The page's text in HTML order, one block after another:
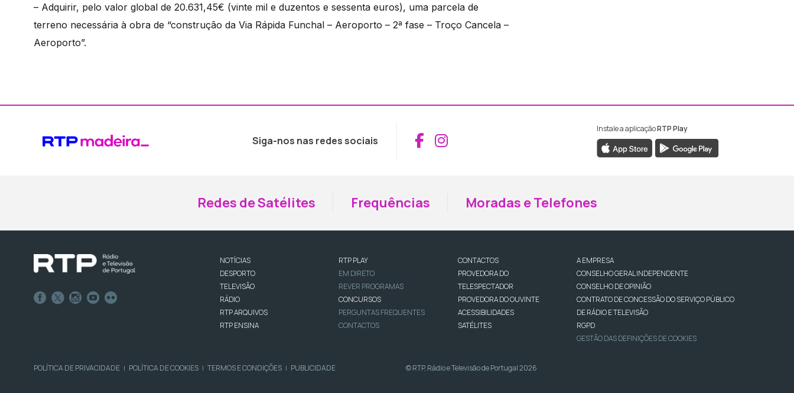
– Adquirir, pelo valor global de 20.631,45€ (vinte mil e duzentos e sessenta euros), uma parcela de
terreno necessária à obra de “construção da Via Rápida Funchal – Aeroporto – 2ª fase – Troço Cancela –
Aeroporto”.
Siga-nos nas redes sociais Aceder ao Facebook da RTP Madeira
Aceder ao Instagram da RTP Madeira
Instale a aplicaçãoRTP Play
Redes de Satélites Frequências Moradas e Telefones
NOTÍCIAS
DESPORTO
TELEVISÃO
RÁDIO
RTP ARQUIVOS
RTP ENSINA
RTP PLAY
EM DIRETO
REVER PROGRAMAS
CONCURSOS
PERGUNTAS FREQUENTES
CONTACTOS
CONTACTOS
PROVEDORA DO
TELESPECTADOR
PROVEDORA DO OUVINTE
ACESSIBILIDADES
SATÉLITES
A EMPRESA
CONSELHO GERAL INDEPENDENTE
CONSELHO DE OPINIÃO
CONTRATO DE CONCESSÃO DO SERVIÇO PÚBLICO
DE RÁDIO E TELEVISÃO
RGPD
GESTÃO DAS DEFINIÇÕES DE COOKIES
POLÍTICA DE PRIVACIDADE | POLÍTICA DE COOKIES | TERMOS E CONDIÇÕES | PUBLICIDADE © RTP, Rádio e Televisão de Portugal 2026